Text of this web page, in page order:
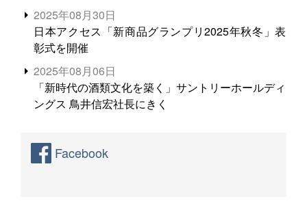
2025年08月30日
日本アクセス「新商品グランプリ2025年秋冬」表
彰式を開催
2025年08月06日
「新時代の酒類文化を築く」サントリーホールディ
ングス 鳥井信宏社長にきく
Facebook